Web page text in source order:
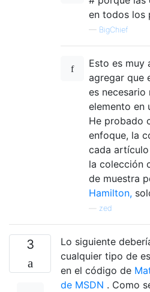
en todos los
— BigChief
Esto es muy
agregar que
es necesario
elemento en
He probado
enfoque, la
cada
la colección
de muestra
Hamilton,
zed
3
Lo siguiente
cualquier tipo de
en el código de
de MSDN . Como